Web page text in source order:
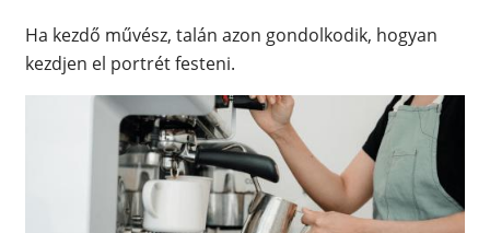
Ha kezdő művész, talán azon gondolkodik, hogyan
kezdjen el portrét festeni.